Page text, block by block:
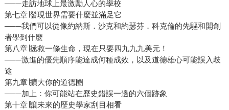
───走訪地球上最激勵人心的學校
第七章∣發現世界需要什麼並滿足它
───我們可以從像約納斯．沙克和約瑟芬．科克倫的先驅和開創
者學到什麼
第八章∣拯救一條生命，現在只要四九九九美元！
───激進的優先順序能達成何種成效，以及道德雄心可能誤入歧
途
第九章∣擴大你的道德圈
───加上：你可能站在歷史錯誤一邊的六個跡象
第十章∣讓未來的歷史學家刮目相看